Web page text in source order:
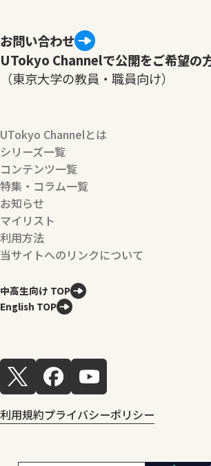
お問い合わせ
UTokyo Channelで公開をご希望の
（東京大学の教員・職員向け）
UTokyo Channelとは
シリーズ一覧
コンテンツ一覧
特集・コラム一覧
お知らせ
マイリスト
利用方法
当サイトへのリンクについて
中高生向け TOP
English TOP
利用規約プライバシーポリシー